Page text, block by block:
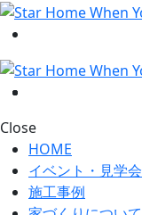
Close
HOME
イベント・見学会
施工事例